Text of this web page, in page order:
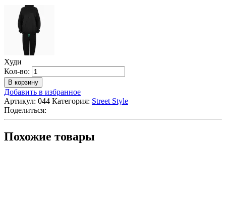
Худи
Кол-во: Количество
Худи
В корзину
Добавить в избранное
Артикул: 044 Категория: Street Style
Поделиться:
Похожие товары